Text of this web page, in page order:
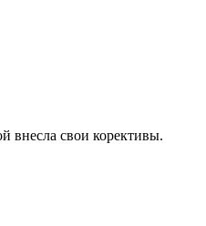
внесла свои корективы.